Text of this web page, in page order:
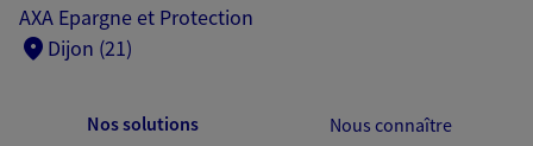
AXA Epargne et Protection
Dijon (21)
Nos solutions Nous connaître